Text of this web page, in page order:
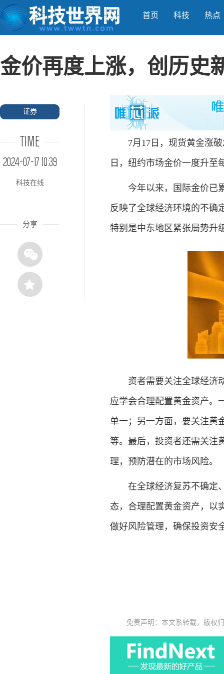
首页 科技 热点
金价再度上涨，创历史
证券
TIME
2024-07-17 10:39
科技在线
分享
7月17日，现货黄金涨破
日，纽约市场金价一度升至
今年以来，国际金价已累
反映了全球经济环境的不确
特别是中东地区紧张局势升
资者需要关注全球经济动
应学会合理配置黄金资产。
单一；另一方面，要关注黄
等。最后，投资者还需关注
理，预防潜在的市场风险。
在全球经济复苏不确定、
态，合理配置黄金资产，以
做好风险管理，确保投资安
免责声明：本文系转载，版权